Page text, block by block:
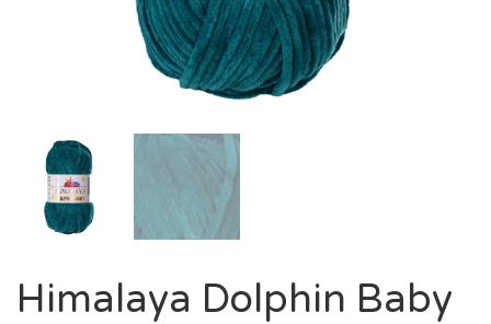
Himalaya Dolphin Baby